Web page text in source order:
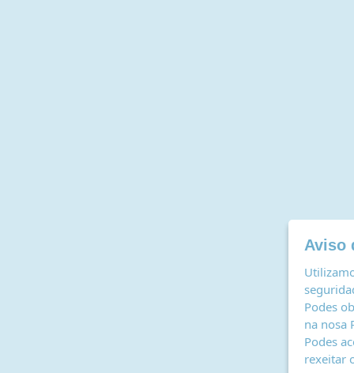
Aviso
Podes
na nosa
Podes
rexeitar